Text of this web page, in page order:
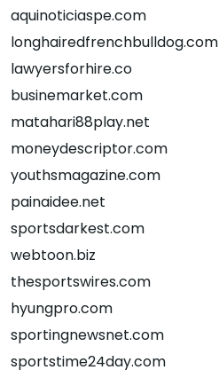
aquinoticiaspe.com
longhairedfrenchbulldog.com
lawyersforhire.co
businemarket.com
matahari88play.net
moneydescriptor.com
youthsmagazine.com
painaidee.net
sportsdarkest.com
webtoon.biz
thesportswires.com
hyungpro.com
sportingnewsnet.com
sportstime24day.com